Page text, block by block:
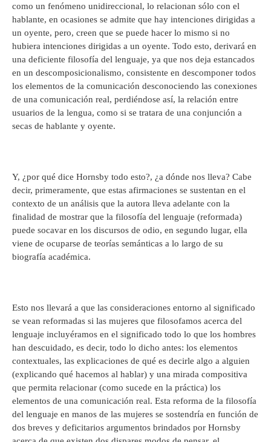
como un fenómeno unidireccional, lo relacionan sólo con el
hablante, en ocasiones se admite que hay intenciones dirigidas a
un oyente, pero, creen que se puede hacer lo mismo si no
hubiera intenciones dirigidas a un oyente. Todo esto, derivará en
una deficiente filosofía del lenguaje, ya que nos deja estancados
en un descomposicionalismo, consistente en descomponer todos
los elementos de la comunicación desconociendo las conexiones
de una comunicación real, perdiéndose así, la relación entre
usuarios de la lengua, como si se tratara de una conjunción a
secas de hablante y oyente.
Y, ¿por qué dice Hornsby todo esto?, ¿a dónde nos lleva? Cabe
decir, primeramente, que estas afirmaciones se sustentan en el
contexto de un análisis que la autora lleva adelante con la
finalidad de mostrar que la filosofía del lenguaje (reformada)
puede socavar en los discursos de odio, en segundo lugar, ella
viene de ocuparse de teorías semánticas a lo largo de su
biografía académica.
Esto nos llevará a que las consideraciones entorno al significado
se vean reformadas si las mujeres que filosofamos acerca del
lenguaje incluyéramos en el significado todo lo que los hombres
han descuidado, es decir, todo lo dicho antes: los elementos
contextuales, las explicaciones de qué es decirle algo a alguien
(explicando qué hacemos al hablar) y una mirada compositiva
que permita relacionar (como sucede en la práctica) los
elementos de una comunicación real. Esta reforma de la filosofía
del lenguaje en manos de las mujeres se sostendría en función de
dos breves y deficitarios argumentos brindados por Hornsby